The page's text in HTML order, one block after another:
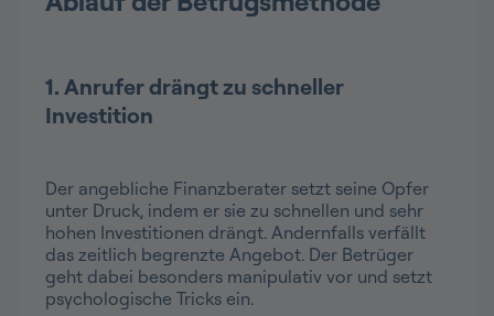
1. Anrufer drängt zu schneller
Investition
Der angebliche Finanzberater setzt seine Opfer
unter Druck, indem er sie zu schnellen und sehr
hohen Investitionen drängt. Andernfalls verfällt
das zeitlich begrenzte Angebot. Der Betrüger
geht dabei besonders manipulativ vor und setzt
psychologische Tricks ein.